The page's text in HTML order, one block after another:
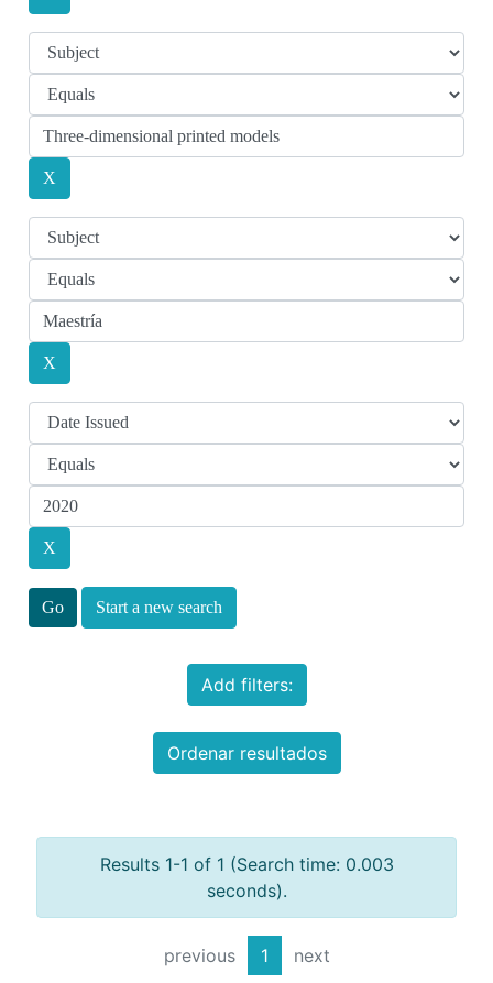
Start a new search
Add filters:
Ordenar resultados
Results 1-1 of 1 (Search time: 0.003
seconds).
previous 1 next